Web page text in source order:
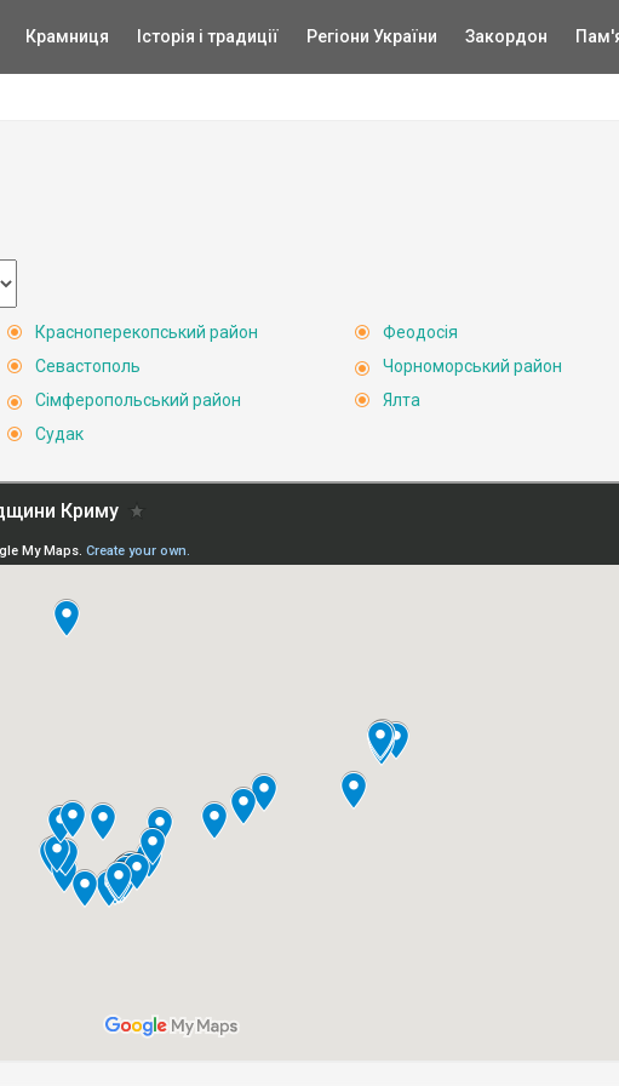
Крамниця Історія і традиції Регіони України Закордон
Красноперекопський район
Севастополь
Сімферопольський район
Судак
Феодосія
Чорноморський район
Ялта